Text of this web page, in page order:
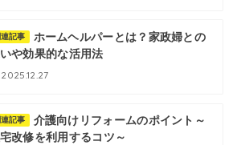
連記事
ホームヘルパーとは？家政婦との
や効果的な活用法
2025.12.27
連記事
介護向けリフォームのポイント～
改修を利用するコツ～